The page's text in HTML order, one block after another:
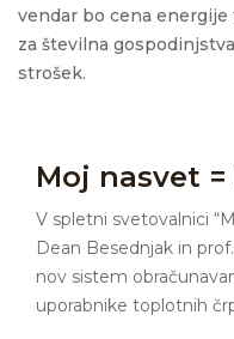
vendar bo cena energije
za številna
strošek.
Moj nasvet
V spletni svetovalnici
Dean Besednjak in
nov sistem
uporabnike toplotnih